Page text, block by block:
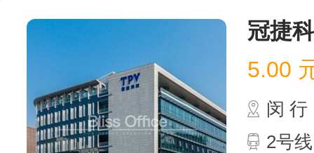
冠捷
5.00
闵 行
2号